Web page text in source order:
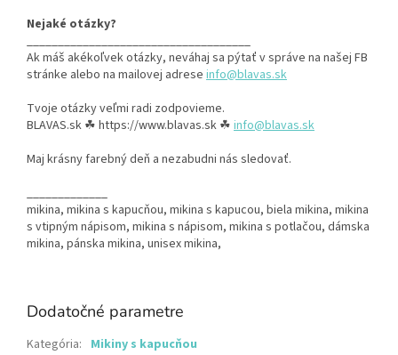
Nejaké otázky?
Ak máš akékoľvek otázky, neváhaj sa pýtať v správe na našej FB
stránke alebo na mailovej adrese info@blavas.sk
Tvoje otázky veľmi radi zodpovieme.
BLAVAS.sk ☘ https://www.blavas.sk ☘ info@blavas.sk
Maj krásny farebný deň a nezabudni nás sledovať.
mikina, mikina s kapucňou, mikina s kapucou, biela mikina, mikina
s vtipným nápisom, mikina s nápisom, mikina s potlačou, dámska
mikina, pánska mikina, unisex mikina,
Dodatočné parametre
Kategória: Mikiny s kapucňou